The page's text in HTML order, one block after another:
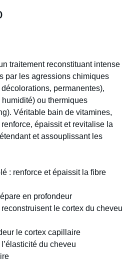
traitement reconstituant intense
par les agressions chimiques
permanentes),
ou thermiques
Véritable bain de vitamines,
épaissit et revitalise la
et assouplissant les
: renforce et épaissit la fibre
en profondeur
le cortex du cheveu
le cortex capillaire
du cheveu